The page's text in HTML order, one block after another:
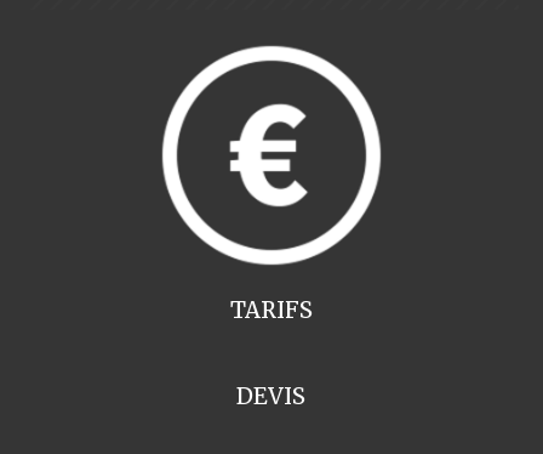
TARIFS
DEVIS